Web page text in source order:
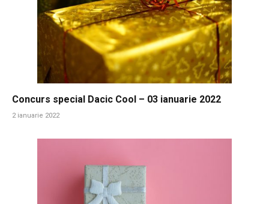
Concurs special Dacic Cool – 03 ianuarie 2022
2 ianuarie 2022